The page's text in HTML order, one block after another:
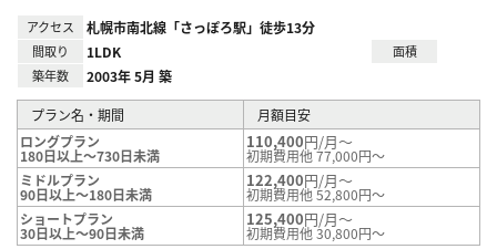
アクセス 札幌市南北線「さっぽろ駅」徒歩13分
間取り 1LDK
面積
築年数
2003年 5月 築
プラン名・期間
月額目安
ロングプラン
180日以上～730日未満
110,400円/月～
初期費用他 77,000円～
ミドルプラン
90日以上～180日未満
122,400円/月～
初期費用他 52,800円～
ショートプラン
30日以上～90日未満
125,400円/月～
初期費用他 30,800円～